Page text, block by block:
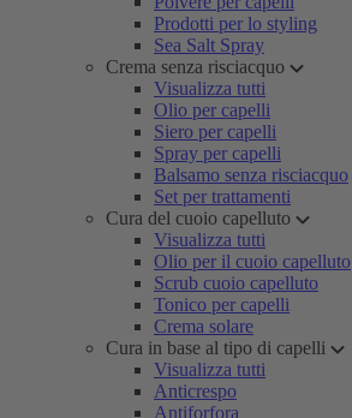
Prodotti per lo styling
Sea Salt Spray
Crema senza risciacquo
Visualizza tutti
Olio per capelli
Siero per capelli
Spray per capelli
Balsamo senza risciacquo
Set per trattamenti
Cura del cuoio capelluto
Visualizza tutti
Olio per il cuoio capelluto
Scrub cuoio capelluto
Tonico per capelli
Crema solare
Cura in base al tipo di capelli
Visualizza tutti
Anticrespo
Antiforfora